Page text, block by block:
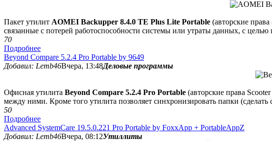
Пакет утилит AOMEI Backupper 8.4.0 TE Plus Lite Portable (авторские
связанные с потерей работоспособности системы или утраты данных, с
70
Подробнее
Beyond Compare 5.2.4 Pro Portable by 9649
Добавил: Lemb46Вчера, 13:48Деловые программы
Офисная утилита Beyond Compare 5.2.4 Pro Portable (авторские права
между ними. Кроме того утилита позволяет синхронизировать папки
50
Подробнее
Advanced SystemCare 19.5.0.221 Pro Portable by FoxxApp + PortableAppZ
Добавил: Lemb46Вчера, 08:12Утиллиты